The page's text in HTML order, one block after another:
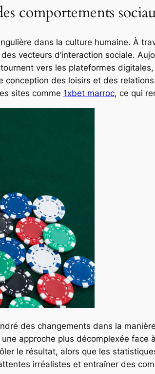
comportements
dans la culture humaine. À
vecteurs d’interaction sociale.
vers les plateformes
conception des loisirs et des
sites comme 1xbet marroc, ce qui
des changements dans la
approche plus décomplexée face
le résultat, alors que les
irréalistes et entraîner des